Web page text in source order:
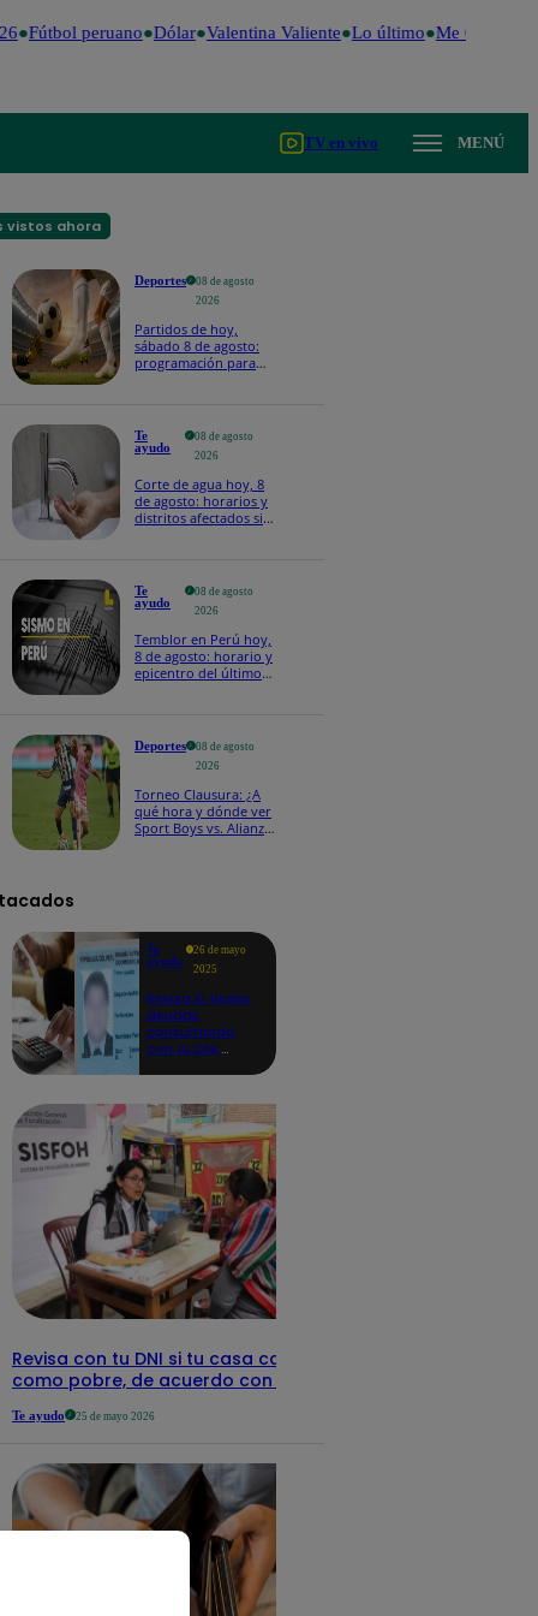
Fútbol peruano Dólar Valentina Valiente Lo último Me Caigo de
TV en vivo MENÚ
vistos ahora
Deportes
08 de agosto
2026
Partidos de hoy,
sábado 8 de agosto:
programación para
Te
ayudo
08 de agosto
2026
Corte de agua hoy, 8
de agosto: horarios y
distritos afectados sin
Te
ayudo
08 de agosto
2026
Temblor en Perú hoy,
8 de agosto: horario y
epicentro del último
Deportes
08 de agosto
2026
Torneo Clausura: ¿A
qué hora y dónde ver
Sport Boys vs. Alianza
Te
ayudo
26 de mayo
2025
Revisa si tienes
deudas
consultando
con tu DNI:
detalles
Revisa con tu DNI si tu casa califica
como pobre, de acuerdo con el Sisfoh
Te ayudo 25 de mayo 2026